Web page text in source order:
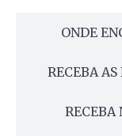
ONDE
RECEBA
RECEBA